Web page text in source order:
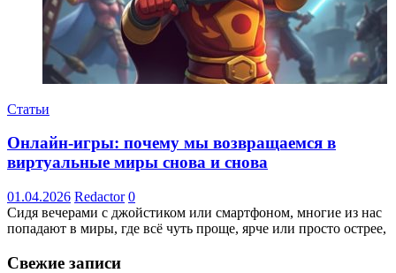
Статьи
Онлайн-игры: почему мы возвращаемся в
виртуальные миры снова и снова
01.04.2026 Redactor 0
Сидя вечерами с джойстиком или смартфоном, многие из нас
попадают в миры, где всё чуть проще, ярче или просто острее,
Свежие записи